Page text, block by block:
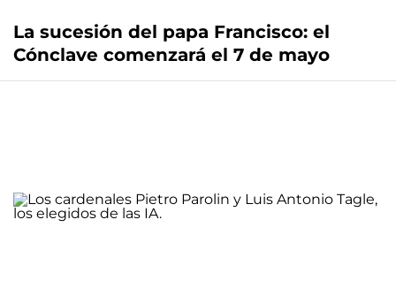
La sucesión del papa Francisco: el
Cónclave comenzará el 7 de mayo